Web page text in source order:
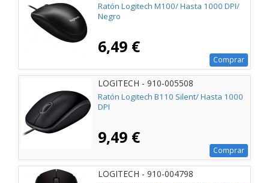
Ratón Logitech M100/ Hasta 1000 DPI/
Negro
6,49 €
Comprar
LOGITECH - 910-005508
Ratón Logitech B110 Silent/ Hasta 1000
DPI
9,49 €
Comprar
LOGITECH - 910-004798